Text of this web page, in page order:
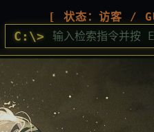
[ 状态：访客 /
C:\>